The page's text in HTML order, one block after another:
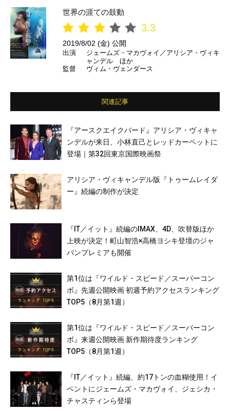
世界の涯ての鼓動
3.3
2019/8/02 (金) 公開
出演
ジェームズ・マカヴォイ／アリシア・ヴィキ
ャンデル ほか
監督
ヴィム・ヴェンダース
関連記事
『アースクエイクバード』アリシア・ヴィキャ
ンデルが来日、小林直己とレッドカーペットに
登場｜第32回東京国際映画祭
アリシア・ヴィキャンデル版『トゥームレイダ
ー』続編の制作が決定
『IT／イット』続編のIMAX、4D、吹替版ほか
上映が決定！町山智浩×高橋ヨシキ登壇のジャ
パンプレミアも開催
第1位は『ワイルド・スピード／スーパーコン
ボ』先週公開映画 初週予約アクセスランキング
TOP5（8月第1週）
第1位は『ワイルド・スピード／スーパーコン
ボ』来週公開映画 新作期待度ランキング
TOP5（8月第1週）
『IT／イット』続編、約17トンの血糊使用！イ
ベントにジェームズ・マカヴォイ、ジェシカ・
チャスティンら登場